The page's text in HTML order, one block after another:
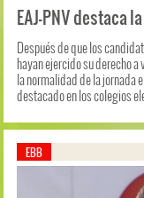
EAJ-PNV destaca
Después de que los
hayan ejercido su derecho
la normalidad de la jornada
destacado en los colegios
EBB